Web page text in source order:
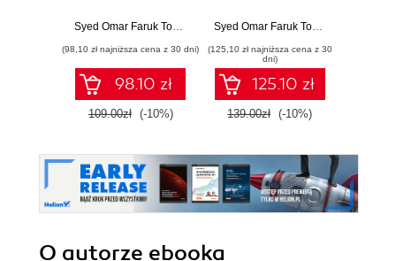
exciting drones by
capabilities of
Arduino and
ESP8266
Syed Omar Faruk Towaha
(98,10 zł najniższa cena z 30 dni)
98.10 zł
109.00zł (-10%)
you ace C's
the powerful
Arduino board
Syed Omar Faruk Towaha
(125,10 zł najniższa cena z 30
dni)
125.10 zł
139.00zł (-10%)
O autorze ebooka